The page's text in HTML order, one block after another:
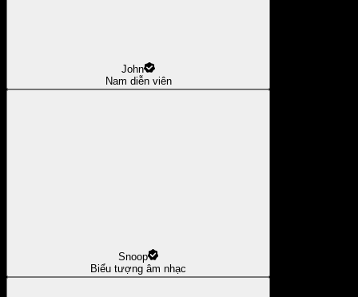
John
Nam diễn viên
Snoop
Biểu tượng âm nhạc